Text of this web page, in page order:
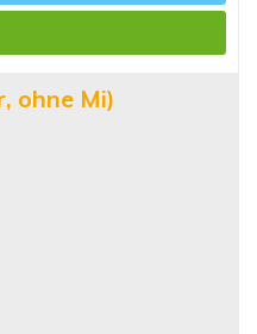
ohne Mi)